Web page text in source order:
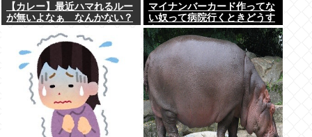
【カレー】最近ハマれるルー
が無いよなぁ なんかない？
マイナンバーカード作ってな
い奴って病院行くときどうす
んの